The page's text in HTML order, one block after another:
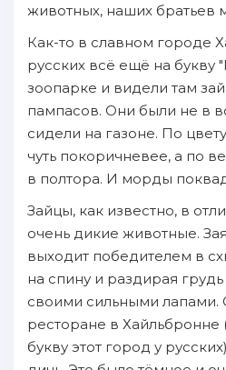
животных, наших братьев
Как-то в славном городе
русских всё ещё на букву
зоопарке и видели там
пампасов. Они были не в
сидели на газоне. По
чуть покоричневее, а по
в полтора. И морды
Зайцы, как известно, в
очень дикие животные.
выходит победителем в
на спину и раздирая
своими сильными
ресторане в Хайльбронне
букву этот город у